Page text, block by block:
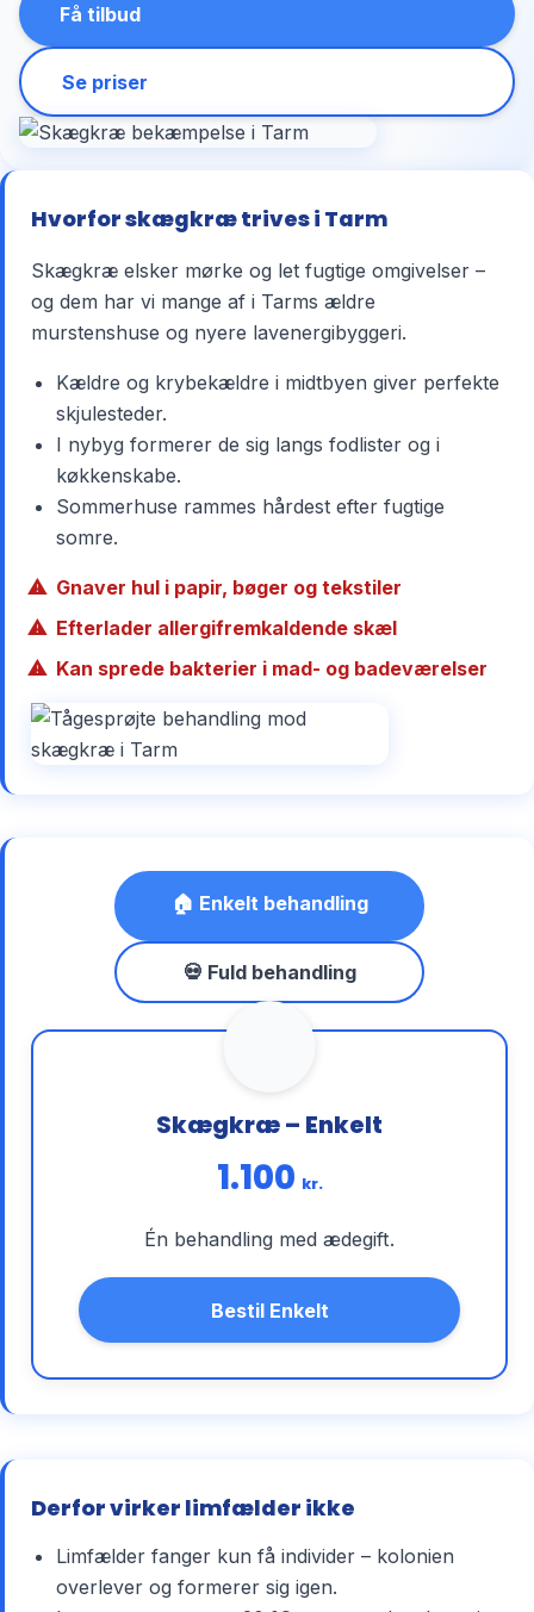
Få tilbud
Se priser
Hvorfor skægkræ trives i Tarm
Skægkræ elsker mørke og let fugtige omgivelser –
og dem har vi mange af i Tarms ældre
murstenshuse og nyere lavenergibyggeri.
Kældre og krybekældre i midtbyen giver perfekte
skjulesteder.
I nybyg formerer de sig langs fodlister og i
køkkenskabe.
Sommerhuse rammes hårdest efter fugtige
somre.
Gnaver hul i papir, bøger og tekstiler
Efterlader allergifremkaldende skæl
Kan sprede bakterier i mad- og badeværelser
🏠 Enkelt behandling
💀 Fuld behandling
Skægkræ – Enkelt
1.100 kr.
Én behandling med ædegift.
Bestil Enkelt
Derfor virker limfælder ikke
Limfælder fanger kun få individer – kolonien
overlever og formerer sig igen.